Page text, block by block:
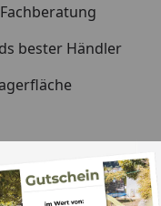
bester Händler